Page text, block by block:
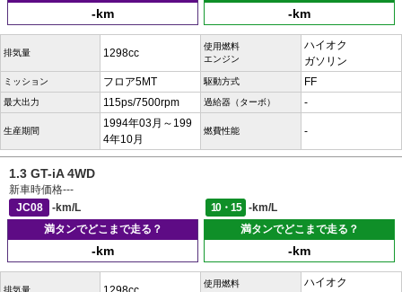
-km -km
排気量 1298cc
使用燃料
エンジン
ハイオク
ガソリン
ミッション フロア5MT 駆動方式 FF
最大出力 115ps/7500rpm 過給器（ターボ） -
生産期間
1994年03月～199
4年10月
燃費性能 -
1.3 GT-iA 4WD
新車時価格---
JC08
-km/L 10・15
-km/L
満タンでどこまで走る？
-km
満タンでどこまで走る？
-km
排気量
使用燃料
ハイオク